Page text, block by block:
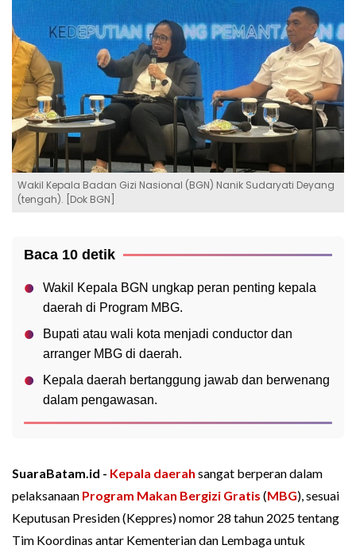
Wakil Kepala Badan Gizi Nasional (BGN) Nanik Sudaryati Deyang
(tengah). [Dok BGN]
Baca 10 detik
Wakil Kepala BGN ungkap peran penting kepala
daerah di Program MBG.
Bupati atau wali kota menjadi conductor dan
arranger MBG di daerah.
Kepala daerah bertanggung jawab dan berwenang
dalam pengawasan.
SuaraBatam.id - Kepala daerah sangat berperan dalam
pelaksanaan Program Makan Bergizi Gratis (MBG), sesuai
Keputusan Presiden (Keppres) nomor 28 tahun 2025 tentang
Tim Koordinas antar Kementerian dan Lembaga untuk